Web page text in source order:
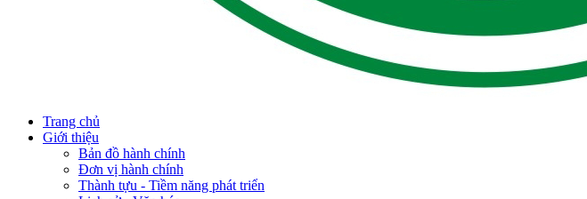
Trang chủ
Giới thiệu
Bản đồ hành chính
Đơn vị hành chính
Thành tựu - Tiềm năng phát triển